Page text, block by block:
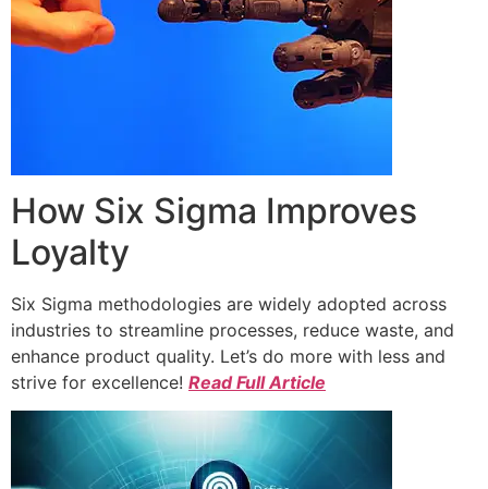
How Six Sigma Improves
Loyalty
Six Sigma methodologies are widely adopted across
industries to streamline processes, reduce waste, and
enhance product quality. Let’s do more with less and
strive for excellence! Read Full Article